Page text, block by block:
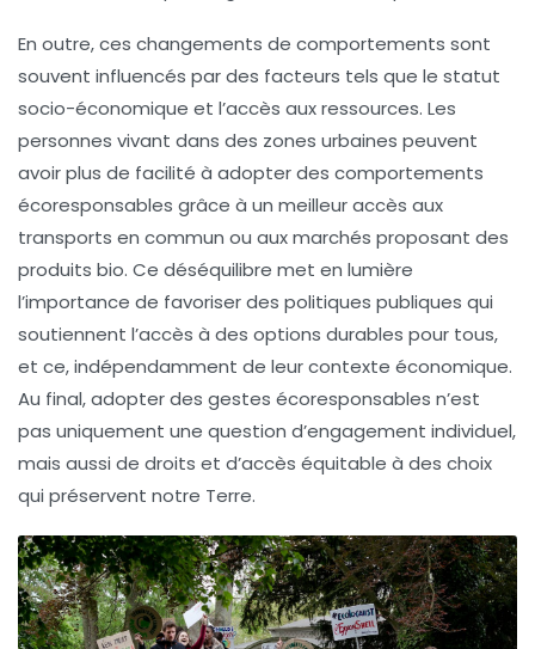
En outre, ces changements de comportements sont
souvent influencés par des facteurs tels que le statut
socio-économique et l’accès aux ressources. Les
personnes vivant dans des zones urbaines peuvent
avoir plus de facilité à adopter des comportements
écoresponsables grâce à un meilleur accès aux
transports en commun ou aux marchés proposant des
produits bio. Ce déséquilibre met en lumière
l’importance de favoriser des politiques publiques qui
soutiennent l’accès à des options durables pour tous,
et ce, indépendamment de leur contexte économique.
Au final,adopter des gestes écoresponsables n’est
pas uniquement une question d’engagement individuel,
mais aussi de droits et d’accès équitable à des choix
qui préservent notre Terre.